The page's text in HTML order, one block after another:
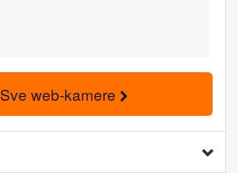
Sve web-kamere